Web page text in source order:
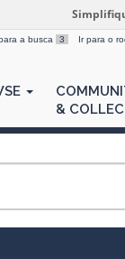
a busca 3 Ir para o
&